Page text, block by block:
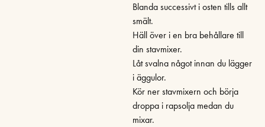
Blanda successivt i osten tills allt
smält.
Häll över i en bra behållare till
din stavmixer.
Låt svalna något innan du lägger
i äggulor.
Kör ner stavmixern och börja
droppa i rapsolja medan du
mixar.